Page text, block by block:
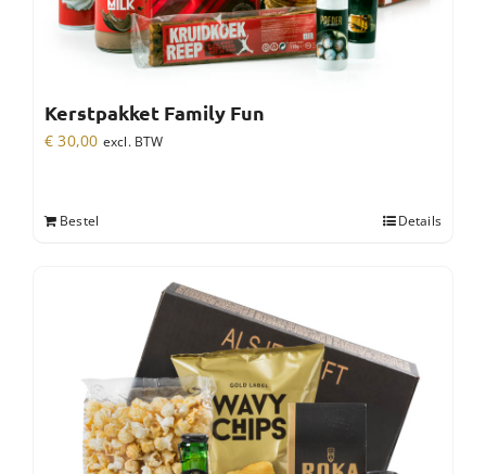
Kerstpakket Family Fun
€ 30,00 excl. BTW
Bestel Details